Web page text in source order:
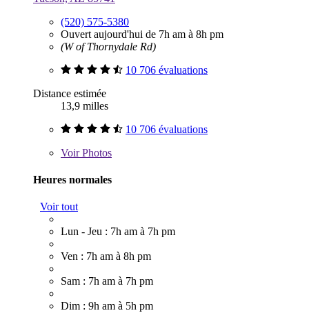
(520) 575-5380
Ouvert aujourd'hui de 7h am à 8h pm
(W of Thornydale Rd)
10 706 évaluations
Distance estimée
13,9 milles
10 706 évaluations
VoirPhotos
Heures normales
Voir tout
Lun - Jeu : 7h am à 7h pm
Ven : 7h am à 8h pm
Sam : 7h am à 7h pm
Dim : 9h am à 5h pm